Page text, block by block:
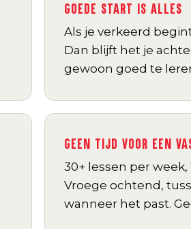
GOEDE START IS ALLES
Als je verkeerd
Dan blijft het je
gewoon goed te
GEEN TIJD VOOR EEN
30+ lessen per
Vroege ochtend,
wanneer het past.